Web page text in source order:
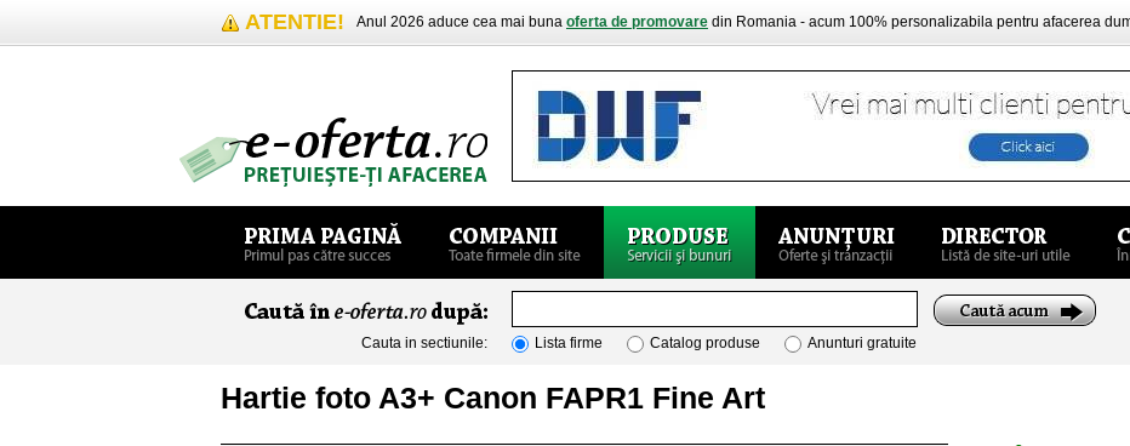
ATENTIE! Anul 2026 aduce cea mai buna oferta de promovare din Romania - acum 100% personalizabila pentru afacerea
Cauta in sectiunile: Lista firme Catalog produse Anunturi gratuite
Hartie foto A3+ Canon FAPR1 Fine Art